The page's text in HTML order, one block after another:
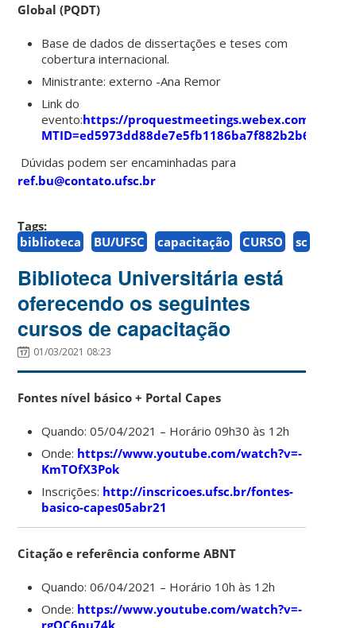
Global (PQDT)
Base de dados de dissertações e teses com
cobertura internacional.
Ministrante: externo -Ana Remor
Link do
evento:https://proquestmeetings.webex.com/
MTID=ed5973dd88de7e5fb1186ba7f882b2b6a
Dúvidas podem ser encaminhadas para
ref.bu@contato.ufsc.br
Tags:
biblioteca
BU/UFSC capacitação CURSO sc
Biblioteca Universitária está
oferecendo os seguintes
cursos de capacitação
01/03/2021 08:23
Fontes nível básico + Portal Capes
Quando: 05/04/2021 – Horário 09h30 às 12h
Onde: https://www.youtube.com/watch?v=-
KmTOfX3Pok
Inscrições: http://inscricoes.ufsc.br/fontes-
basico-capes05abr21
Citação e referência conforme ABNT
Quando: 06/04/2021 – Horário 10h às 12h
Onde: https://www.youtube.com/watch?v=-
rgOC6pu74k